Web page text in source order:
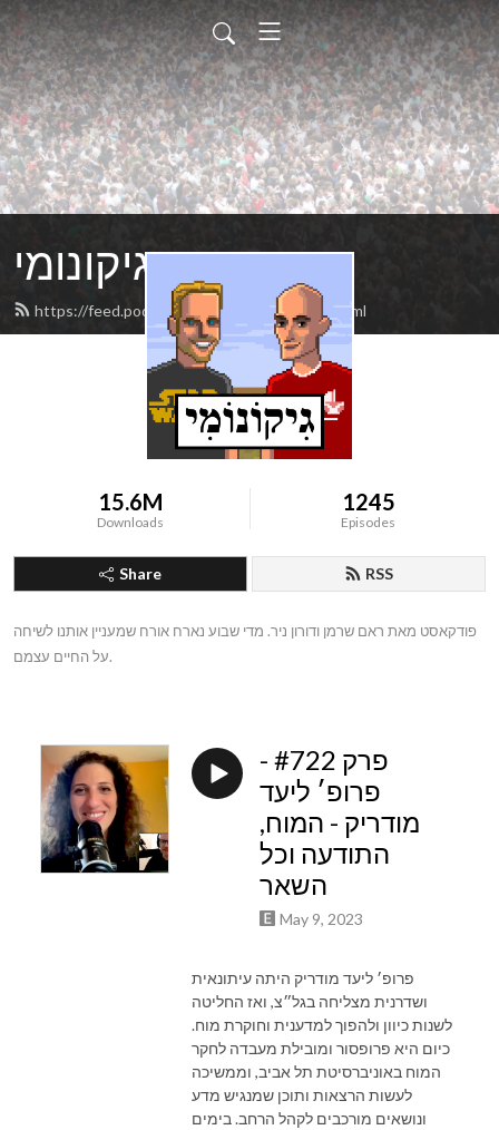
גיקונומי
https://feed.podbean.com/geekonomy/feed.xml
15.6M
Downloads
1245
Episodes
Share RSS
פודקאסט מאת ראם שרמן ודורון ניר. מדי שבוע נארח אורח שמעניין אותנו לשיחה
על החיים עצמם.
פרק #722 -
פרופ׳ ליעד
מודריק - המוח,
התודעה וכל
השאר
May 9, 2023
פרופ׳ ליעד מודריק היתה עיתונאית
ושדרנית מצליחה בגל״צ, ואז החליטה
לשנות כיוון ולהפוך למדענית וחוקרת מוח.
כיום היא פרופסור ומובילת מעבדה לחקר
המוח באוניברסיטת תל אביב, וממשיכה
לעשות הרצאות ותוכן שמנגיש מדע
ונושאים מורכבים לקהל הרחב. בימים